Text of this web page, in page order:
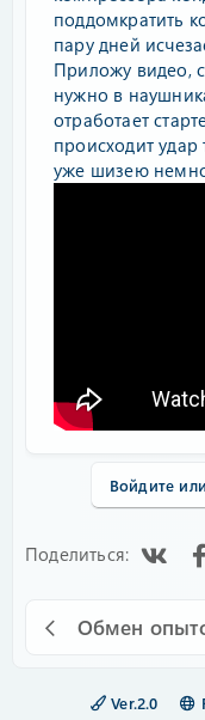
поддомкратить
пару дней
Приложу видео,
нужно в
отработает
происходит удар
уже шизею
Войдите
Поделиться:
Обмен
Ver.2.0